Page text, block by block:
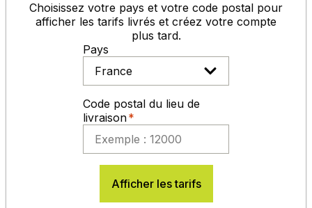
Profondeur de semis :
3-4 cm | Ecartement entre rangs : 12 à 40 cm
Inoculation :
Fortement conseillée par la bactérie
Bradyrhizobium Lupini
Pour nos semences certifiées, il est indispensable
de conserver l'étiquette de certification avec le
numéro de lot. Sans ces éléments, aucune
Choisissez votre pays et votre code postal pour
afficher les tarifs livrés et créez votre compte
plus tard.
Pays
Code postal du lieu de
livraison
Afficher les tarifs